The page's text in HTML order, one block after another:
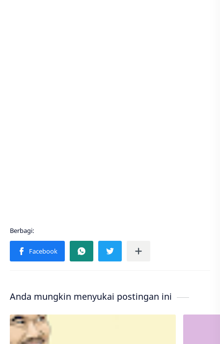
Anda mungkin menyukai postingan ini